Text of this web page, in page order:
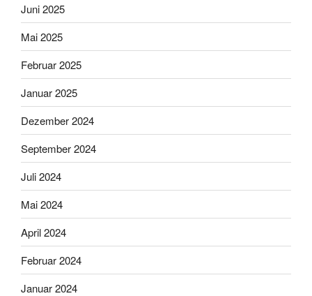
Juni 2025
Mai 2025
Februar 2025
Januar 2025
Dezember 2024
September 2024
Juli 2024
Mai 2024
April 2024
Februar 2024
Januar 2024